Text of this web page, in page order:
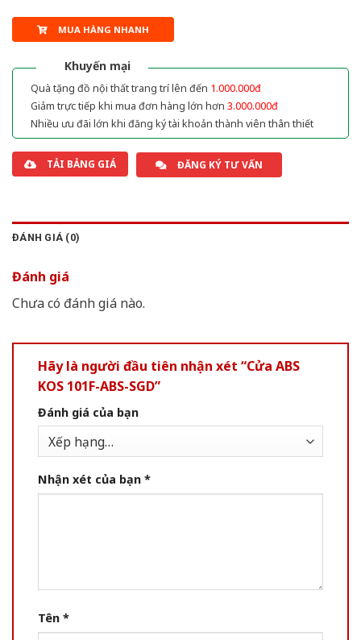
MUA HÀNG NHANH
Khuyến mại
Quà tặng đồ nội thất trang trí lên đến 1.000.000đ
Giảm trực tiếp khi mua đơn hàng lớn hơn 3.000.000đ
Nhiều ưu đãi lớn khi đăng ký tài khoản thành viên thân thiết
TẢI BẢNG GIÁ ĐĂNG KÝ TƯ VẤN
ĐÁNH GIÁ (0)
Đánh giá
Chưa có đánh giá nào.
Hãy là người đầu tiên nhận xét “Cửa ABS
KOS 101F-ABS-SGD”
Đánh giá của bạn
Nhận xét của bạn *
Tên *